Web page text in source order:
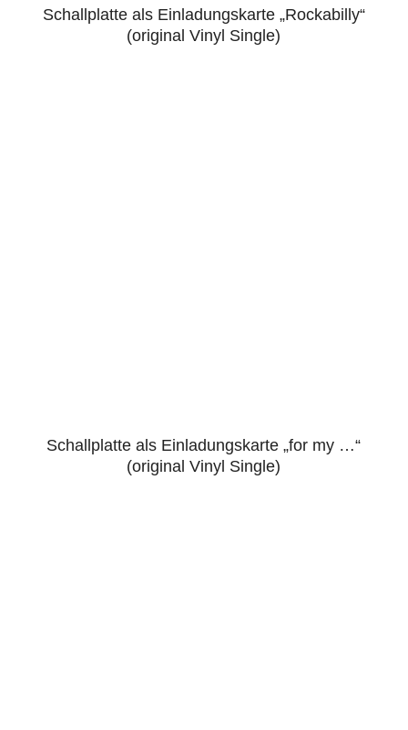
4.88
Schallplatte als Einladungskarte „Rockabilly“
(original Vinyl Single)
4.86
Schallplatte als Einladungskarte „for my …“
(original Vinyl Single)